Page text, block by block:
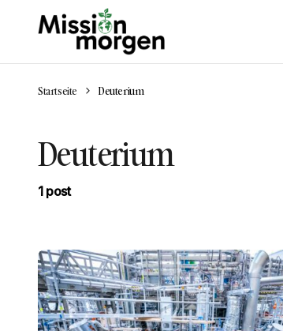
Startseite Deuterium
Deuterium
1 post